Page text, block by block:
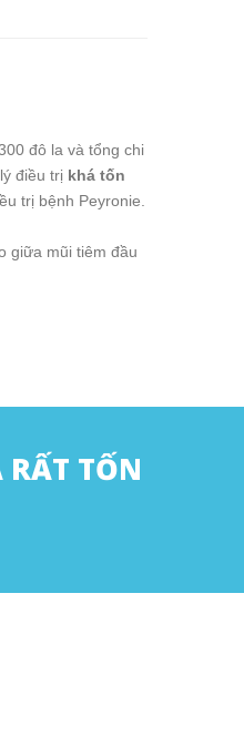
đô la và tổng chi
điều trị khá tốn
trị bệnh Peyronie.
giữa mũi tiêm đầu
RẤT TỐN